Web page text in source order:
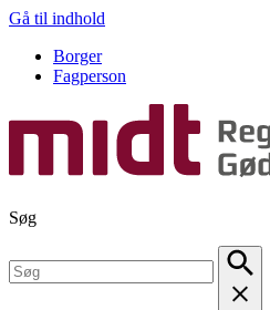
Gå til indhold
Borger
Fagperson
Søg